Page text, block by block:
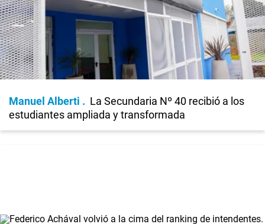
Manuel Alberti
La Secundaria Nº 40 recibió a los
estudiantes ampliada y transformada